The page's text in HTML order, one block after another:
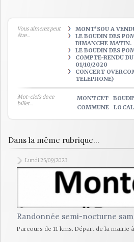
Vous aimerez peut
être...
MONT'SOU A
LE BOUDIN DES
DIMANCHE MATIN.
LE BOUDIN DES
COMPTE-RENDU
01/10/2020
CONCERT
TELEPHONE)
Mot-clefs de ce
billet...
MONTCET
COMMUNE
Dans la même rubrique...
Lundi 25/09/2023
Randonnée semi-nocturne
Parcours de 11 kms. Départ de la mairie à